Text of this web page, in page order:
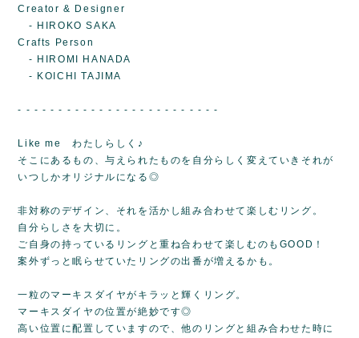
Creator & Designer
- HIROKO SAKA
Crafts Person
- HIROMI HANADA
- KOICHI TAJIMA
- - - - - - - - - - - - - - - - - - - - - - - - -
Like me わたしらしく♪
そこにあるもの、与えられたものを自分らしく変えていきそれが
いつしかオリジナルになる◎
非対称のデザイン、それを活かし組み合わせて楽しむリング。
自分らしさを大切に。
ご自身の持っているリングと重ね合わせて楽しむのもGOOD！
案外ずっと眠らせていたリングの出番が増えるかも。
一粒のマーキスダイヤがキラッと輝くリング。
マーキスダイヤの位置が絶妙です◎
高い位置に配置していますので、他のリングと組み合わせた時に